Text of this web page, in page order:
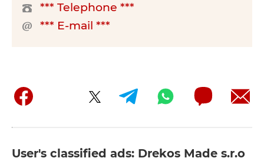
*** Telephone ***
*** E-mail ***
User's classified ads: Drekos Made s.r.o